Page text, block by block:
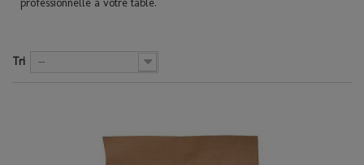
professionnelle à votre table.
Tri --